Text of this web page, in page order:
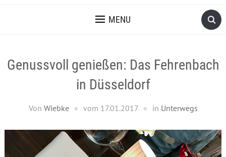
MENU
Genussvoll genießen: Das Fehrenbach
in Düsseldorf
Von Wiebke vom 17.01.2017 in Unterwegs